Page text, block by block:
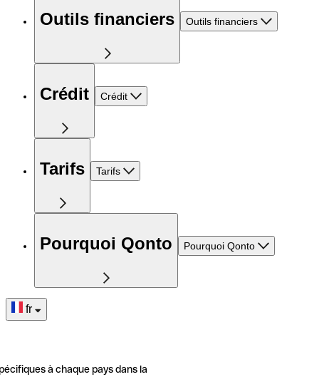
Outils financiers Outils financiers
Crédit Crédit
Tarifs Tarifs
Pourquoi Qonto Pourquoi Qonto
fr
à chaque pays dans la